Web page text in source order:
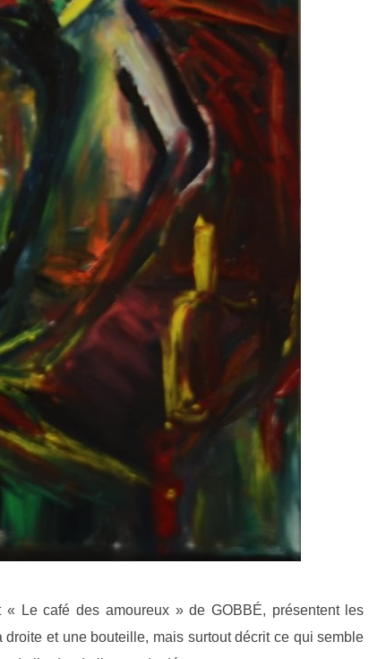
Le café des amoureux » de GOBBÉ, présentent les
et une bouteille, mais surtout décrit ce qui semble